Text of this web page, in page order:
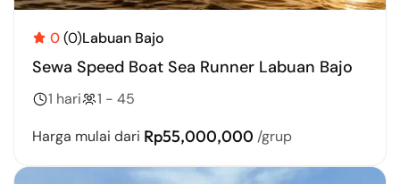
0(0)Labuan Bajo
Sewa Speed Boat Sea Runner Labuan Bajo
1 hari
1 - 45
Harga mulai dari Rp55,000,000 /grup